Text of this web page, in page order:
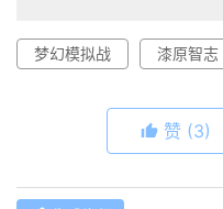
梦幻模拟战 漆原智志
赞 (3)